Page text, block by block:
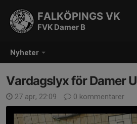
Nyheter
FALKÖPINGS VK
FVK Damer B
Vardagslyx för Damer U
27 apr, 22:09 0 kommentarer